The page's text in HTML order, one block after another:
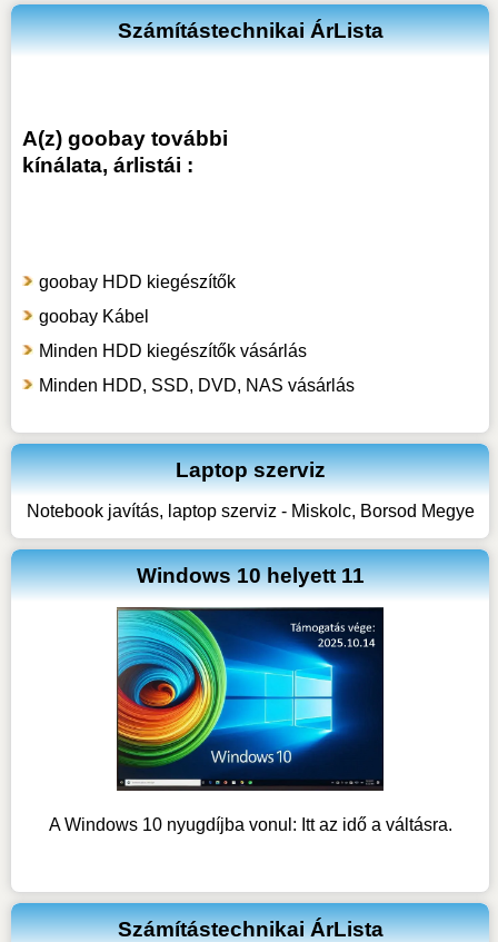
Számítástechnikai ÁrLista
A(z) goobay további
kínálata, árlistái :
goobay HDD kiegészítők
goobay Kábel
Minden HDD kiegészítők vásárlás
Minden HDD, SSD, DVD, NAS vásárlás
Laptop szerviz
Notebook javítás, laptop szerviz - Miskolc, Borsod Megye
Windows 10 helyett 11
A Windows 10 nyugdíjba vonul: Itt az idő a váltásra.
Számítástechnikai ÁrLista